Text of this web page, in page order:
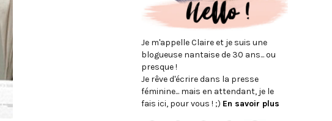
Je m'appelle Claire et je suis une
blogueuse nantaise de 30 ans... ou
presque !
Je rêve d'écrire dans la presse
féminine... mais en attendant, je le
fais ici, pour vous ! ;) En savoir plus